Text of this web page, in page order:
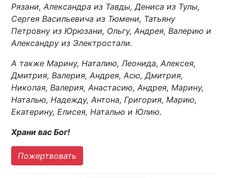
Рязани, Александра из Тавды, Дениса из Тулы,
Сергея Васильевича из Тюмени, Татьяну
Петровну из Юрюзани, Ольгу, Андрея, Валерию и
Александру из Электростали.
А также Марину, Наталию, Леонида, Алексея,
Дмитрия, Валерия, Андрея, Асю, Дмитрия,
Николая, Валерия, Анастасию, Андрея, Марину,
Наталью, Надежду, Антона, Григория, Марию,
Екатерину, Елисея, Наталью и Юлию.
Храни вас Бог!
Пожертвовать